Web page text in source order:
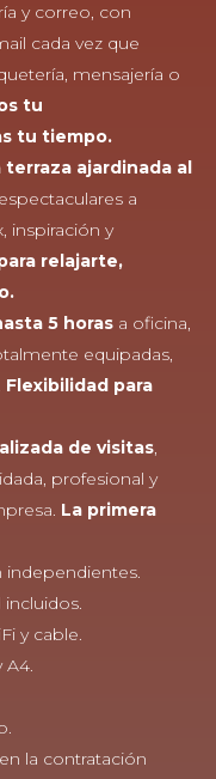
y correo, con
cada vez que
mensajería o
tu
tu tiempo.
terraza ajardinada al
a
inspiración y
relajarte,
5 horas a oficina,
equipadas,
Flexibilidad para
de visitas,
profesional y
La primera
independientes.
y cable.
A4.
en la contratación